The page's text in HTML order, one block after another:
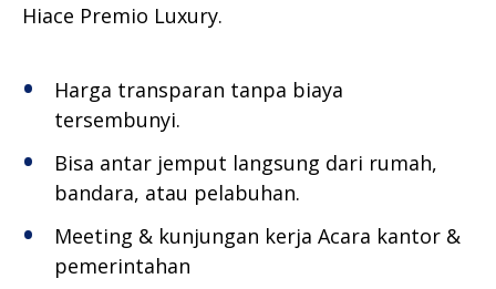
Hiace Premio Luxury.
Harga transparan tanpa biaya
tersembunyi.
Bisa antar jemput langsung dari rumah,
bandara, atau pelabuhan.
Meeting & kunjungan kerja Acara kantor &
pemerintahan